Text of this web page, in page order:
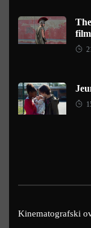
Kinematografski